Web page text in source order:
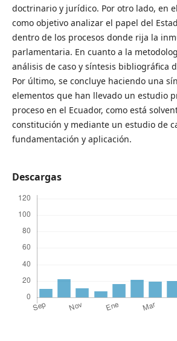
doctrinario y jurídico. Por otro lado, en
como objetivo analizar el papel del
dentro de los procesos donde rija la
parlamentaria. En cuanto a la
análisis de caso y síntesis bibliográfica
Por último, se concluye haciendo una
elementos que han llevado un estudio
proceso en el Ecuador, como está
constitución y mediante un estudio de
fundamentación y aplicación.
Descargas